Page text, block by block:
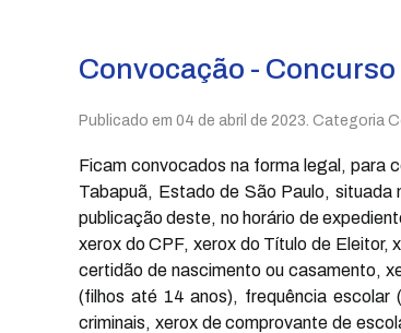
Convocação -
Publicado em 04 de abril de 2023 . Categoria
Ficam convocados na forma legal, para
Tabapuã, Estado de São Paulo,
publicação deste, no horário de
xerox do CPF, xerox do Título de
certidão de nascimento ou casamento,
(filhos até 14 anos), frequência
criminais, xerox de comprovante de